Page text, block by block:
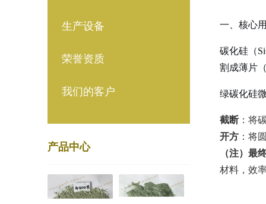
生产设备
荣誉资质
我们的客户
产品中心
一、核心
碳化硅（
割成薄片
绿碳化硅
截断 ：将
开方 ：将
（注）最
材料，效